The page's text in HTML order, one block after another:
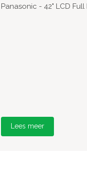
Panasonic - 42" LCD Full
Lees meer